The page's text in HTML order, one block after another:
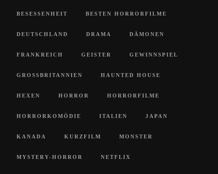
BESESSENHEIT BESTEN HORRORFILME
DEUTSCHLAND DRAMA DÄMONEN
FRANKREICH GEISTER GEWINNSPIEL
GROSSBRITANNIEN HAUNTED HOUSE
HEXEN HORROR HORRORFILME
HORRORKOMÖDIE ITALIEN JAPAN
KANADA KURZFILM MONSTER
MYSTERY-HORROR NETFLIX